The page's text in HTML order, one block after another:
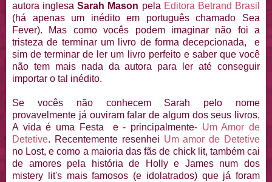
autora inglesaSarah Mason pela Editora Betrand Brasil
(há apenas um inédito em português chamado Sea
Fever). Mas como vocês podem imaginar não foi a
tristeza de terminar um livro de forma decepcionada, e
sim de terminar de ler um livro perfeito e saber que você
não tem mais nada da autora para ler até conseguir
importar o tal inédito.
Se vocês não conhecem Sarah pelo nome
provavelmente já ouviram falar de algum dos seus livros,
A vida é uma Festa e - principalmente- Um Amor de
Detetive. Recentemente resenhei Um amor de Detetive
no Lost, e como a maioria das fãs de chick lit, também cai
de amores pela história de Holly e James num dos
mistery lit's mais famosos (e idolatrados) que já foram